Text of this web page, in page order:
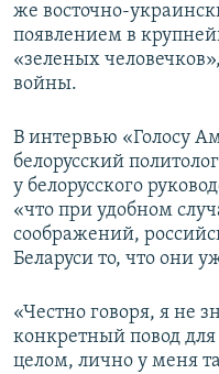
же восточно-
появлением в
«зеленых
войны.
В интервью «Голосу
белорусский политолог
у белорусского
«что при удобном
соображений,
Беларуси то, что они
«Честно говоря, я не
конкретный повод
целом, лично у меня